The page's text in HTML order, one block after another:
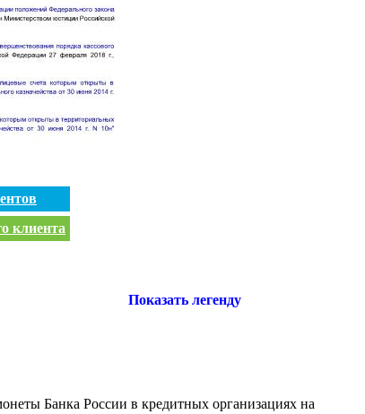
клиента
Показать легенду
Банка России в кредитных организациях на